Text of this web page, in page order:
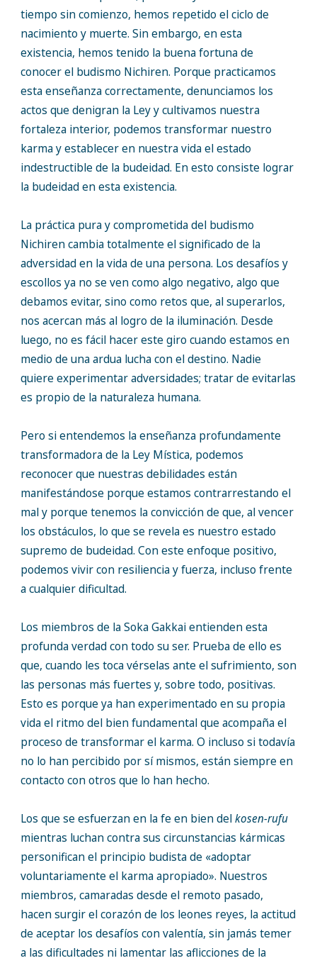
tiempo sin comienzo, hemos repetido el ciclo de
nacimiento y muerte. Sin embargo, en esta
existencia, hemos tenido la buena fortuna de
conocer el budismo Nichiren. Porque practicamos
esta enseñanza correctamente, denunciamos los
actos que denigran la Ley y cultivamos nuestra
fortaleza interior, podemos transformar nuestro
karma y establecer en nuestra vida el estado
indestructible de la budeidad. En esto consiste lograr
la budeidad en esta existencia.
La práctica pura y comprometida del budismo
Nichiren cambia totalmente el significado de la
adversidad en la vida de una persona. Los desafíos y
escollos ya no se ven como algo negativo, algo que
debamos evitar, sino como retos que, al superarlos,
nos acercan más al logro de la iluminación. Desde
luego, no es fácil hacer este giro cuando estamos en
medio de una ardua lucha con el destino. Nadie
quiere experimentar adversidades; tratar de evitarlas
es propio de la naturaleza humana.
Pero si entendemos la enseñanza profundamente
transformadora de la Ley Mística, podemos
reconocer que nuestras debilidades están
manifestándose porque estamos contrarrestando el
mal y porque tenemos la convicción de que, al vencer
los obstáculos, lo que se revela es nuestro estado
supremo de budeidad. Con este enfoque positivo,
podemos vivir con resiliencia y fuerza, incluso frente
a cualquier dificultad.
Los miembros de la Soka Gakkai entienden esta
profunda verdad con todo su ser. Prueba de ello es
que, cuando les toca vérselas ante el sufrimiento, son
las personas más fuertes y, sobre todo, positivas.
Esto es porque ya han experimentado en su propia
vida el ritmo del bien fundamental que acompaña el
proceso de transformar el karma. O incluso si todavía
no lo han percibido por sí mismos, están siempre en
contacto con otros que lo han hecho.
Los que se esfuerzan en la fe en bien delkosen-rufu
mientras luchan contra sus circunstancias kármicas
personifican el principio budista de «adoptar
voluntariamente el karma apropiado». Nuestros
miembros, camaradas desde el remoto pasado,
hacen surgir el corazón de los leones reyes, la actitud
de aceptar los desafíos con valentía, sin jamás temer
a las dificultades ni lamentar las aflicciones de la